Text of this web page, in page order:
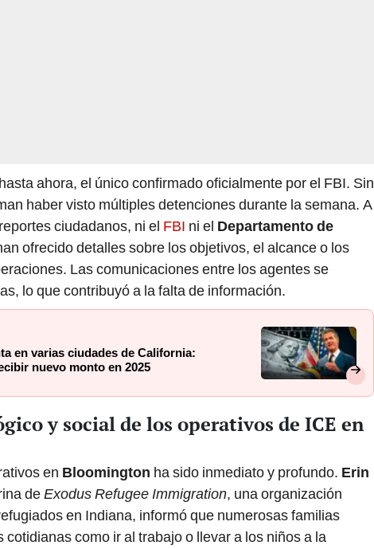
ahora, el único confirmado oficialmente por el FBI. Sin
haber visto múltiples detenciones durante la semana. A
ciudadanos, ni el FBI ni el Departamento de
ofrecido detalles sobre los objetivos, el alcance o los
Las comunicaciones entre los agentes se
lo que contribuyó a la falta de información.
en varias ciudades de California:
nuevo monto en 2025
y social de los operativos de ICE en
en Bloomington ha sido inmediato y profundo. Erin
deExodus Refugee Immigration, una organización
en Indiana, informó que numerosas familias
como ir al trabajo o llevar a los niños a la